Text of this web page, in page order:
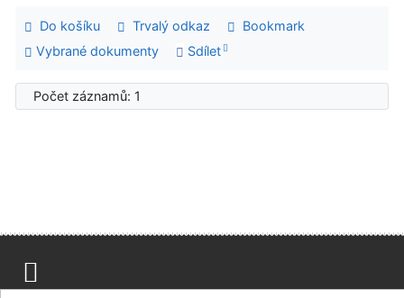
Do košíku Trvalý odkaz
Bookmark
Vybrané dokumenty
Sdílet
Počet záznamů: 1